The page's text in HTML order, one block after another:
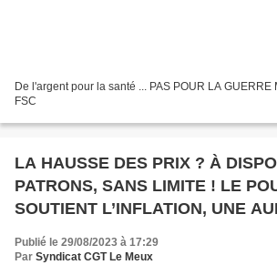
De l'argent pour la santé ... PAS POUR LA
FSC
LA HAUSSE DES PRIX ? À
PATRONS, SANS LIMITE ! LE
SOUTIENT L’INFLATION, UNE
LES PATRONS, UNE
SALARIÉS
Publié le 29/08/2023 à 17:29
Par Syndicat CGT Le Meux